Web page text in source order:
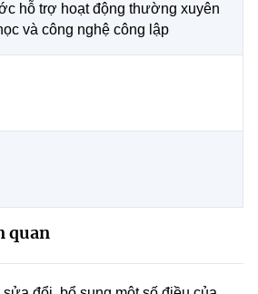
nghệ
nghệ
chất lượng
tử
về dự thảo VBQPPL
nghệ
hỗ trợ hoạt động thường xuyên
và công nghệ công lập
quan